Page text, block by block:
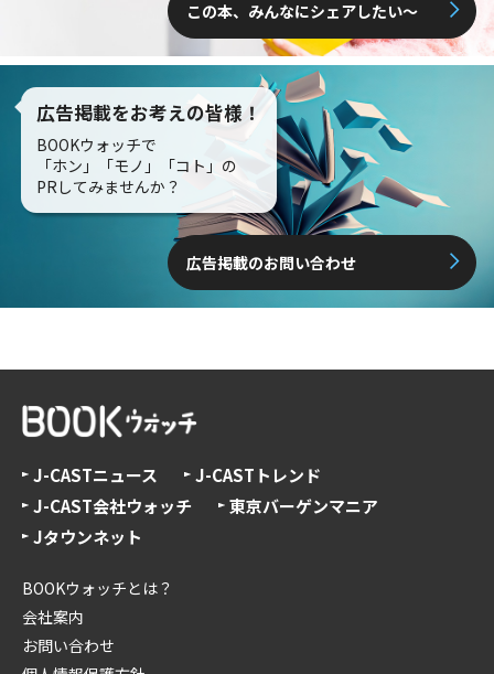
この本、みんなにシェアしたい〜
広告掲載をお考えの皆様！
BOOKウォッチで
「ホン」「モノ」「コト」の
PRしてみませんか？
広告掲載のお問い合わせ
J-CASTニュース
J-CASTトレンド
J-CAST会社ウォッチ
東京バーゲンマニア
Jタウンネット
BOOKウォッチとは？
会社案内
お問い合わせ